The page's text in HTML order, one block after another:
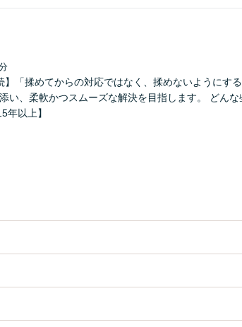
】「揉めてからの対応ではなく、揉めないようにす
い、柔軟かつスムーズな解決を目指します。 どんな
年以上】